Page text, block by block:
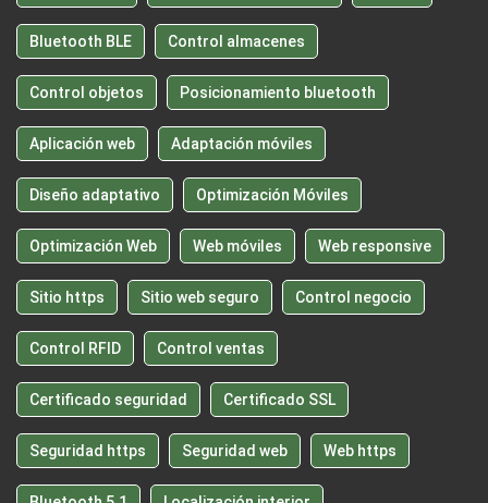
Bluetooth BLE Control almacenes
Control objetos Posicionamiento bluetooth
Aplicación web Adaptación móviles
Diseño adaptativo Optimización Móviles
Optimización Web Web móviles Web responsive
Sitio https Sitio web seguro Control negocio
Control RFID Control ventas
Certificado seguridad Certificado SSL
Seguridad https Seguridad web Web https